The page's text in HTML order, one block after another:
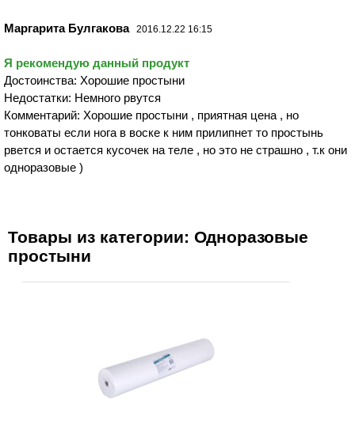
Маргарита Булгакова 2016.12.22 16:15
Я рекомендую данный продукт
Достоинства: Хорошие простыни
Недостатки: Немного рвутся
Комментарий: Хорошие простыни , приятная цена , но
тонковаты если нога в воске к ним прилипнет то простынь
рвется и остается кусочек на теле , но это не страшно , т.к они
одноразовые )
Товары из категории: Одноразовые
простыни